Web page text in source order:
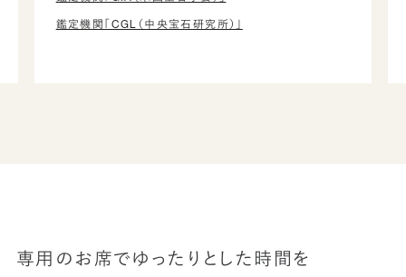
鑑定機関「CGL（中央宝石研究所）」
専用のお席でゆったりとした時間を